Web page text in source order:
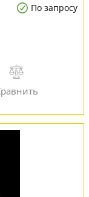
По запросу